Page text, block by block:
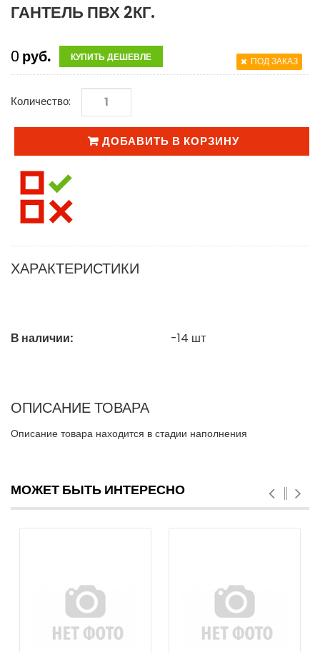
ГАНТЕЛЬ ПВХ 2КГ.
0 руб. КУПИТЬ ДЕШЕВЛЕ ПОД ЗАКАЗ
Количество:
ДОБАВИТЬ В КОРЗИНУ
ХАРАКТЕРИСТИКИ
В наличии: -14 шт
ОПИСАНИЕ ТОВАРА
Описание товара находится в стадии наполнения
МОЖЕТ БЫТЬ ИНТЕРЕСНО